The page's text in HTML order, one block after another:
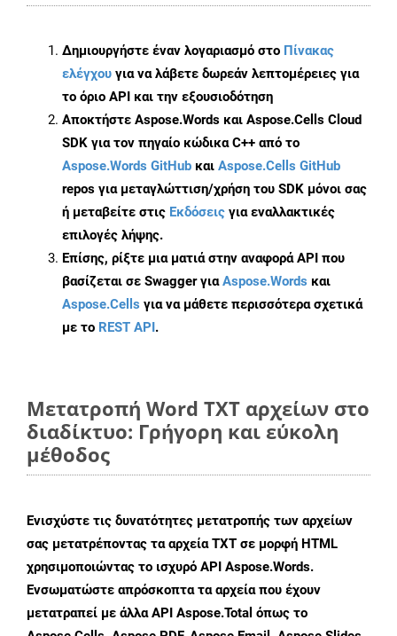
Δημιουργήστε έναν λογαριασμό στο Πίνακας
ελέγχου για να λάβετε δωρεάν λεπτομέρειες για
το όριο API και την εξουσιοδότηση
Αποκτήστε Aspose.Words και Aspose.Cells Cloud
SDK για τον πηγαίο κώδικα C++ από το
Aspose.Words GitHub και Aspose.Cells GitHub
repos για μεταγλώττιση/χρήση του SDK μόνοι σας
ή μεταβείτε στις Εκδόσεις για εναλλακτικές
επιλογές λήψης.
Επίσης, ρίξτε μια ματιά στην αναφορά API που
βασίζεται σε Swagger γιαAspose.Words και
Aspose.Cells για να μάθετε περισσότερα σχετικά
με το REST API.
Μετατροπή Word TXT αρχείων στο
διαδίκτυο: Γρήγορη και εύκολη
μέθοδος
Ενισχύστε τις δυνατότητες μετατροπής των αρχείων
σας μετατρέποντας τα αρχεία TXT σε μορφή HTML
χρησιμοποιώντας το ισχυρό API Aspose.Words.
Ενσωματώστε απρόσκοπτα τα αρχεία που έχουν
μετατραπεί με άλλα API Aspose.Total όπως το